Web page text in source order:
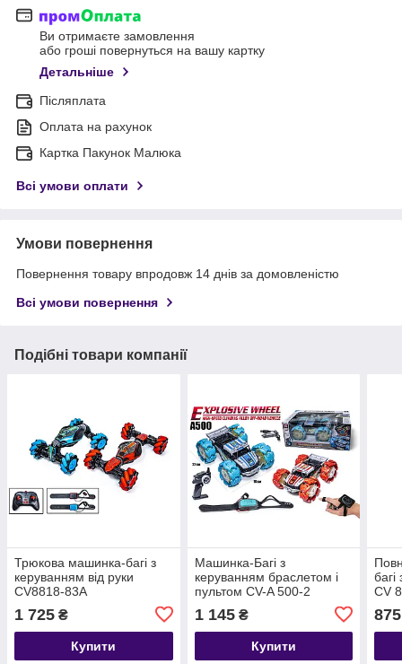
Ви отримаєте замовлення
або гроші повернуться на вашу картку
Детальніше
Післяплата
Оплата на рахунок
Картка Пакунок Малюка
Всі умови оплати
Умови повернення
Повернення товару впродовж 14 днів за домовленістю
Всі умови повернення
Подібні товари компанії
Трюкова машинка-багі з
керуванням від руки
CV8818-83A
1 725 ₴
Купити
Машинка-Багі з
керуванням браслетом і
пультом CV-A 500-2
1 145₴
Купити
CV
875